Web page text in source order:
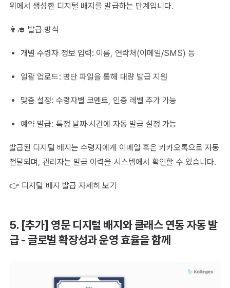
위에서 생성한 디지털 배지를 발급하는 단계입니다.
👨‍🎓 발급 방식
개별 수령자 정보 입력: 이름, 연락처(이메일/SMS) 등
일괄 업로드: 명단 파일을 통해 대량 발급 지원
맞춤 설정: 수령자별 코멘트, 인증 레벨 추가 가능
예약 발급: 특정 날짜·시간에 자동 발급 설정 가능
발급된 디지털 배지는 수령자에게 이메일 혹은 카카오톡으로 자동
전달되며, 관리자는 발급 이력을 시스템에서 확인할 수 있습니다.
👉 디지털 배지 발급 자세히 보기
5. [추가] 영문 디지털 배지와 클래스 연동 자동 발
급 - 글로벌 확장성과 운영 효율을 함께